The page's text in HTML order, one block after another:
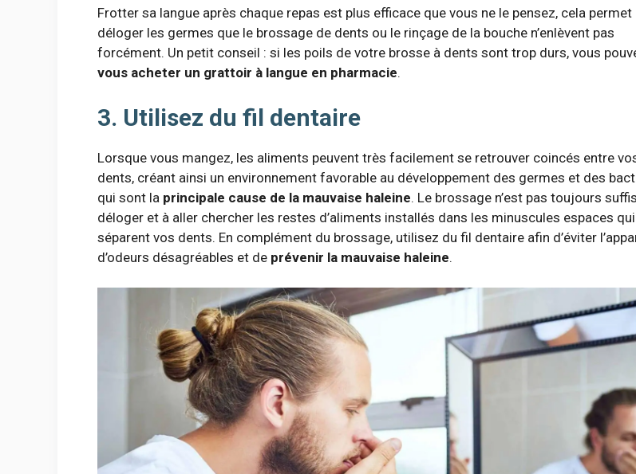
Frotter sa langue après chaque repas est plus efficace que vous ne le pensez, cela permet
déloger les germes que le brossage de dents ou le rinçage de la bouche n’enlèvent pas
forcément. Un petit conseil : si les poils de votre brosse à dents sont trop durs, vous
vous acheter un grattoir à langue en pharmacie.
3. Utilisez du fil dentaire
Lorsque vous mangez, les aliments peuvent très facilement se retrouver coincés entre
dents, créant ainsi un environnement favorable au développement des germes et des
qui sont la principale cause de la mauvaise haleine. Le brossage n’est pas toujours
déloger et à aller chercher les restes d’aliments installés dans les minuscules espaces qui
séparent vos dents. En complément du brossage, utilisez du fil dentaire afin d’éviter
d’odeurs désagréables et de prévenir la mauvaise haleine.